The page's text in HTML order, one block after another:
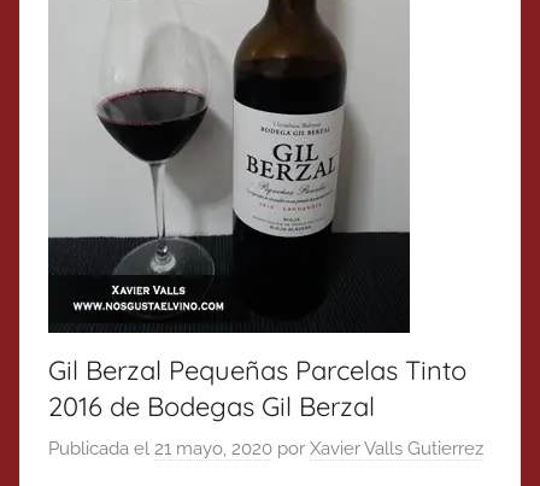
Gil Berzal Pequeñas Parcelas Tinto
2016 de Bodegas Gil Berzal
Publicada el 21 mayo, 2020 por Xavier Valls Gutierrez